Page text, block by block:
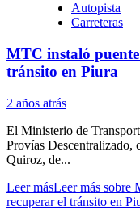
Autopista
Carreteras
MTC instaló
tránsito en Piura
2 años atrás
El Ministerio de
Provías Descentralizado,
Quiroz, de...
Leer másLeer más sobre
recuperar el tránsito en